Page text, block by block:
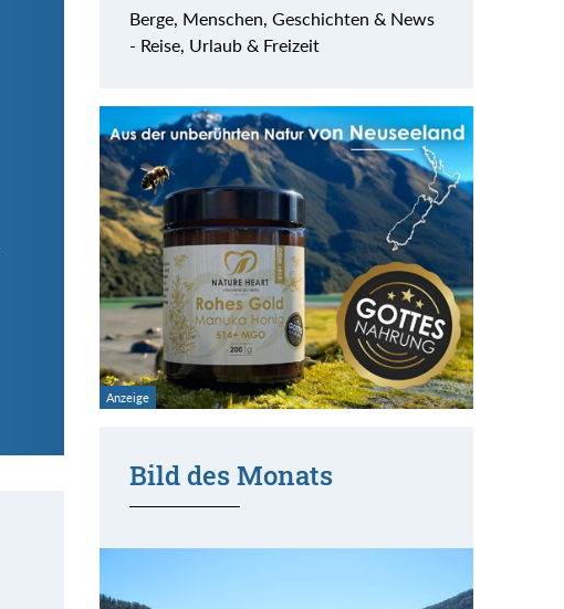
Berge, Menschen, Geschichten & News
- Reise, Urlaub & Freizeit
Bild des Monats